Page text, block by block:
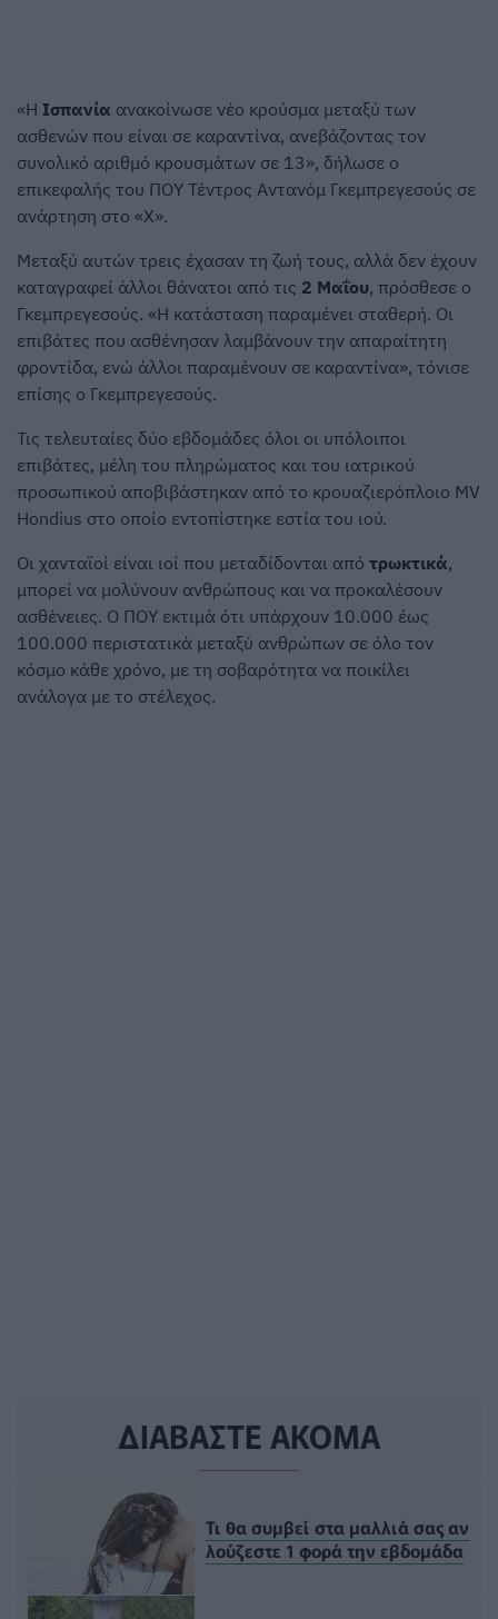
«Η Ισπανία ανακοίνωσε νέο κρούσμα μεταξύ των
ασθενών που είναι σε καραντίνα, ανεβάζοντας τον
συνολικό αριθμό κρουσμάτων σε 13», δήλωσε ο
επικεφαλής του ΠΟΥ Τέντρος Αντανόμ Γκεμπρεγεσούς σε
ανάρτηση στο «Χ».
Μεταξύ αυτών τρεις έχασαν τη ζωή τους, αλλά δεν έχουν
καταγραφεί άλλοι θάνατοι από τις 2 Μαΐου, πρόσθεσε ο
Γκεμπρεγεσούς. «Η κατάσταση παραμένει σταθερή. Οι
επιβάτες που ασθένησαν λαμβάνουν την απαραίτητη
φροντίδα, ενώ άλλοι παραμένουν σε καραντίνα», τόνισε
επίσης ο Γκεμπρεγεσούς.
Τις τελευταίες δύο εβδομάδες όλοι οι υπόλοιποι
επιβάτες, μέλη του πληρώματος και του ιατρικού
προσωπικού αποβιβάστηκαν από το κρουαζιερόπλοιο MV
Hondius στο οποίο εντοπίστηκε εστία του ιού.
Οι χανταϊοί είναι ιοί που μεταδίδονται από τρωκτικά,
μπορεί να μολύνουν ανθρώπους και να προκαλέσουν
ασθένειες. Ο ΠΟΥ εκτιμά ότι υπάρχουν 10.000 έως
100.000 περιστατικά μεταξύ ανθρώπων σε όλο τον
κόσμο κάθε χρόνο, με τη σοβαρότητα να ποικίλει
ανάλογα με το στέλεχος.
ΔΙΑΒΑΣΤΕ ΑΚΟΜΑ
Τι θα συμβεί στα μαλλιά σας αν
λούζεστε 1 φορά την εβδομάδα